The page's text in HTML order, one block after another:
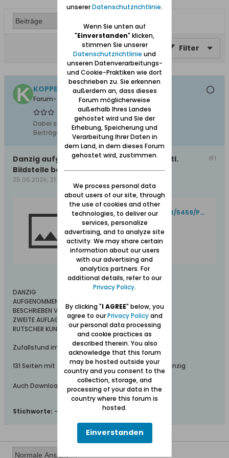
Filter
KOPPERPAHLER
Forum-Teilnehmer
Dabei seit:
27.06.2011
Beiträge:
141
#1
Danzig aufgenommen 1934 von der staatl.
Bildstelle beschrieben von erich keyser
25.06.2026, 21:29
https://dbc.wroc.pl/Content/5459/PDF/005489.pdf
DANZIG
AUFGENOMMEN VON DER STAATL. BILDSTELLE
BESCHRIEBEN VON ERICH KEYSER
ZWEITE AUFLAGE 1934
RUTSCHER KUNSTVERLAG BERLIN​
Zufallsfund im Archiv Breslau
131 Seiten mit zahlreichen Fotos des damaligen Danzig
Auch Download möglich
Stichworte: -
unsererDatenschutzrichtlinie.
Wenn Sie unten auf
"Einverstanden" klicken,
stimmen Sie unserer
Datenschutzrichtlinie und
unseren Datenverarbeitungs-
und Cookie-Praktiken wie dort
beschrieben zu. Sie erkennen
außerdem an, dass dieses
Forum möglicherweise
außerhalb Ihres Landes
gehostet wird und Sie der
Erhebung, Speicherung und
Verarbeitung Ihrer Daten in
dem Land, in dem dieses Forum
gehostet wird, zustimmen.
We process personal data
about users of our site, through
the use of cookies and other
technologies, to deliver our
services, personalize
advertising, and to analyze site
activity. We may share certain
information about our users
with our advertising and
analytics partners. For
additional details, refer to our
Privacy Policy.
By clicking "I AGREE" below, you
agree to ourPrivacy Policyand
our personal data processing
and cookie practices as
described therein. You also
acknowledge that this forum
may be hosted outside your
country and you consent to the
collection, storage, and
processing of your data in the
country where this forum is
hosted.
Einverstanden